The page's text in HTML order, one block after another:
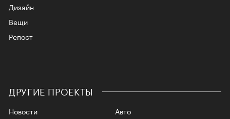
Дизайн
Вещи
Репост
ДРУГИЕ ПРОЕКТЫ
Новости
Авто